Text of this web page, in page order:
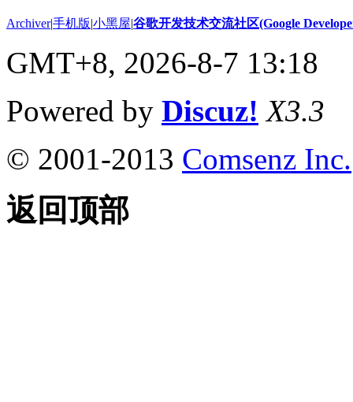
Archiver|手机版|小黑屋|谷歌开发技术交流社区(Google
GMT+8, 2026-8-7 13:18
Powered by Discuz! X3.3
© 2001-2013 Comsenz Inc.
返回顶部